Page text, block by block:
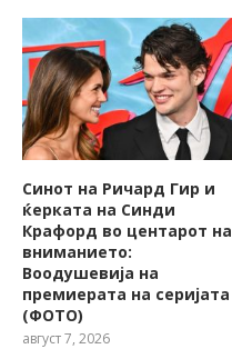
Синот на Ричард Гир и
ќерката на Синди
Крафорд во центарот на
вниманието:
Воодушевија на
премиерата на серијата
(ФОТО)
август 7, 2026